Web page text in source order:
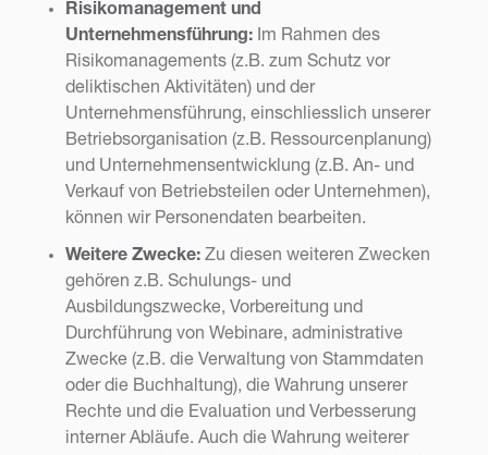
Risikomanagement und
Unternehmensführung:Im Rahmen des
Risikomanagements (z.B. zum Schutz vor
deliktischen Aktivitäten) und der
Unternehmensführung, einschliesslich unserer
Betriebsorganisation (z.B. Ressourcenplanung)
und Unternehmensentwicklung (z.B. An- und
Verkauf von Betriebsteilen oder Unternehmen),
können wir Personendaten bearbeiten.
Weitere Zwecke:Zu diesen weiteren Zwecken
gehören z.B. Schulungs- und
Ausbildungszwecke, Vorbereitung und
Durchführung von Webinare, administrative
Zwecke (z.B. die Verwaltung von Stammdaten
oder die Buchhaltung), die Wahrung unserer
Rechte und die Evaluation und Verbesserung
interner Abläufe. Auch die Wahrung weiterer